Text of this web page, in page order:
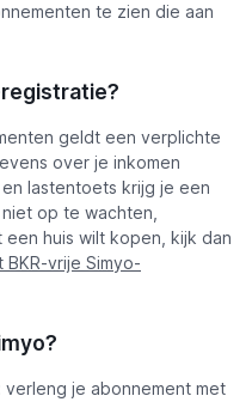
te zien die aan
registratie?
geldt een verplichte
over je inkomen
lastentoets krijg je een
op te wachten,
huis wilt kopen, kijk dan
BKR-vrije Simyo-
je abonnement met